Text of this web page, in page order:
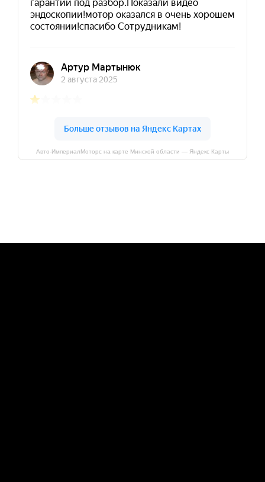
Авто-ИмпериалМоторс на карте Минской области — Яндекс Карты